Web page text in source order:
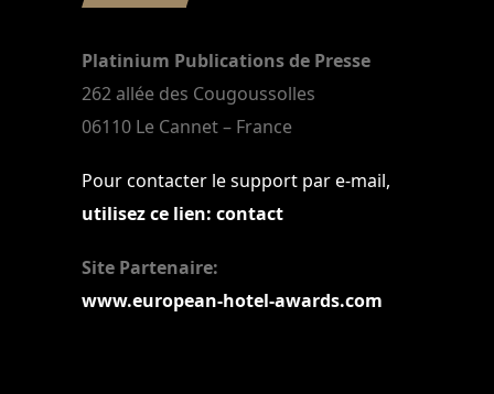
Platinium Publications de Presse
262 allée des Cougoussolles
06110 Le Cannet – France
Pour contacter le support par e-mail,
utilisez ce lien: contact
Site Partenaire:
www.european-hotel-awards.com